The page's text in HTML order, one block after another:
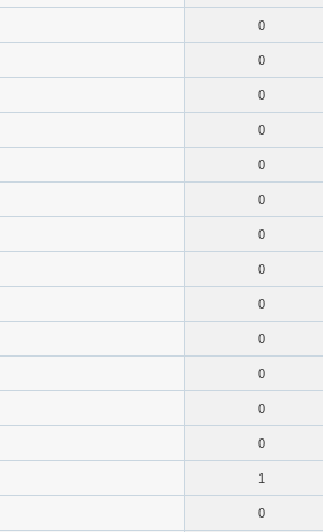
0
0
0
0
0
0
0
0
0
0
0
0
0
1
0